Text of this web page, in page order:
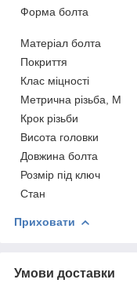
Форма болта
Матеріал болта
Покриття
Клас міцності
Метрична різьба, М
Крок різьби
Висота головки
Довжина болта
Розмір під ключ
Стан
Приховати
Умови доставки